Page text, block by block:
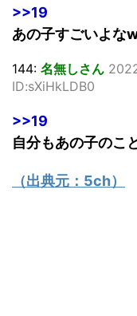
>>19
あの子すごいよな
144: 名無しさん
ID:sXiHkLDB0
>>19
自分もあの子のこ
（出典元： 5ch）